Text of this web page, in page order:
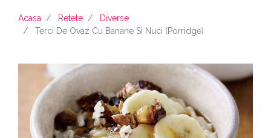
Acasa Retete
Diverse
Terci De Ovaz Cu Banane Si Nuci (Porridge)